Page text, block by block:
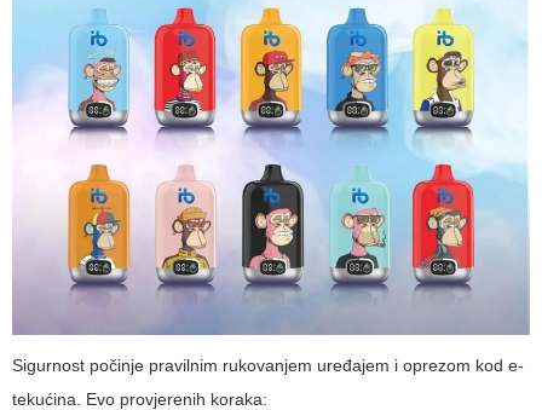
Sigurnost počinje pravilnim rukovanjem uređajem i oprezom kod e-
tekućina. Evo provjerenih koraka: